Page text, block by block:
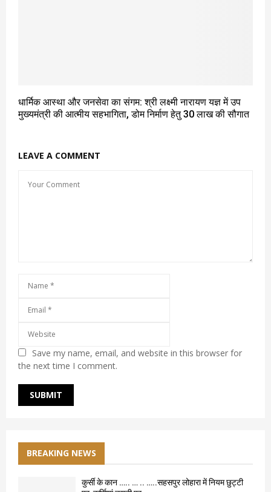
धार्मिक आस्था और जनसेवा का संगम: श्री लक्ष्मी नारायण यज्ञ में उप
मुख्यमंत्री की आत्मीय सहभागिता, डोम निर्माण हेतु 30 लाख की सौगात
LEAVE A COMMENT
Save my name, email, and website in this browser for
the next time I comment.
BREAKING NEWS
कुर्सी के कान ….. … .. …..सहसपुर लोहारा में नियम छुट्टी